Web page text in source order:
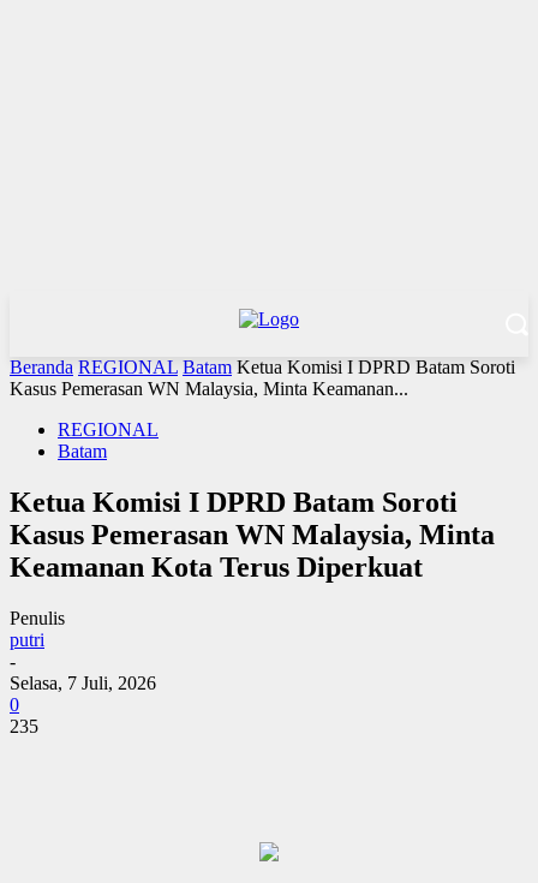
Beranda REGIONAL Batam Ketua Komisi I DPRD Batam Soroti
Kasus Pemerasan WN Malaysia, Minta Keamanan...
REGIONAL
Batam
Ketua Komisi I DPRD Batam Soroti
Kasus Pemerasan WN Malaysia, Minta
Keamanan Kota Terus Diperkuat
Penulis
putri
-
Selasa, 7 Juli, 2026
0
235